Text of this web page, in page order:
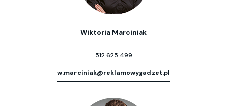
Wiktoria Marciniak
512 625 499
w.marciniak@reklamowygadzet.pl